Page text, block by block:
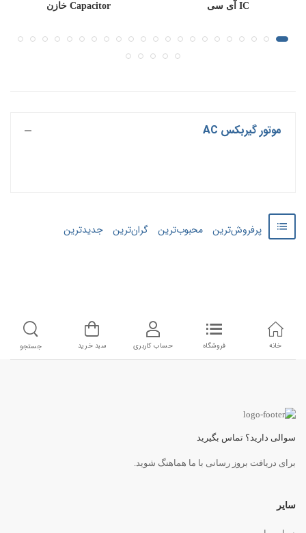
IC آی سی Capacitor خازن
موتور گیربکس AC
پرفروش‌ترین محبوب‌ترین گران‌ترین جدید‌‌ترین
خانه فروشگاه حساب کاربری سبد خرید جستجو
سوالی دارید؟ تماس بگیرید
برای دریافت بروز رسانی با ما هماهنگ شوید.
سایر